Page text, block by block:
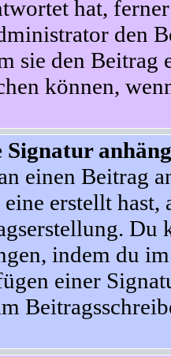
hat,
den
sie den Beitrag
können,
einen Beitrag
eine erstellt
Du
indem du
einer